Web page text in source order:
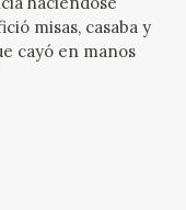
misas, casaba y
cayó en manos